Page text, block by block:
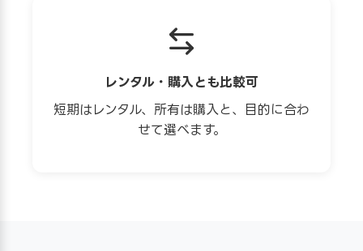
レンタル・購入とも比較可
短期はレンタル、所有は購入と、目的に合わ
せて選べます。